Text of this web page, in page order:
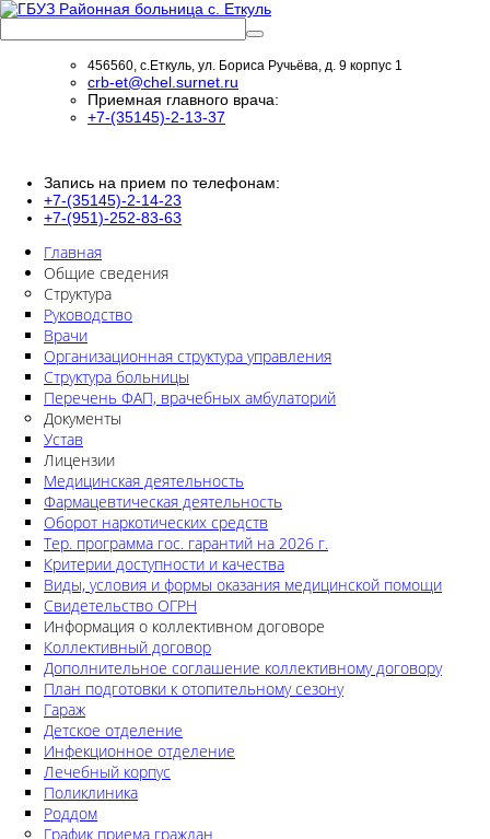
456560, с.Еткуль, ул. Бориса Ручьёва, д. 9 корпус 1
crb-et@chel.surnet.ru
Приемная главного врача:
+7-(35145)-2-13-37
Запись на прием по телефонам:
+7-(35145)-2-14-23
+7-(951)-252-83-63
Главная
Общие сведения
Структура
Руководство
Врачи
Организационная структура управления
Структура больницы
Перечень ФАП, врачебных амбулаторий
Документы
Устав
Лицензии
Медицинская деятельность
Фармацевтическая деятельность
Оборот наркотических средств
Тер. программа гос. гарантий на 2026 г.
Критерии доступности и качества
Виды, условия и формы оказания медицинской помощи
Свидетельство ОГРН
Информация о коллективном договоре
Коллективный договор
Дополнительное соглашение коллективному договору
План подготовки к отопительному сезону
Гараж
Детское отделение
Инфекционное отделение
Лечебный корпус
Поликлиника
Роддом
График приема граждан